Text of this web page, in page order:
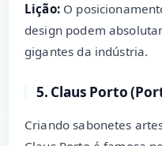
Lição:O
design podem
gigantes da indústria.
5. Claus Porto
Criando sabonetes